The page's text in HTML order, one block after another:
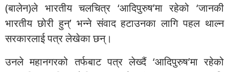
(बालेन)ले भारतीय चलचित्र ‘आदिपुरुष’मा रहेको ‘जानकी
भारतीय छोरी हुन्’ भन्ने संवाद हटाउनका लागि पहल थाल्न
सरकारलाई पत्र लेखेका छन्।
उनले महानगरको तर्फबाट पत्र लेख्दैं ‘आदिपुरुष’मा रहेको